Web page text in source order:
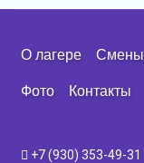
О лагере Смены
Фото Контакты
+7 (930) 353-49-31